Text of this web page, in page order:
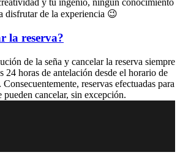
y tu ingenio, ningún conocimiento
disfrutar de la experiencia 😉
la reserva?
de la seña y cancelar la reserva siempre
24 horas de antelación desde el horario de
reservas efectuadas para
cancelar, sin excepción.